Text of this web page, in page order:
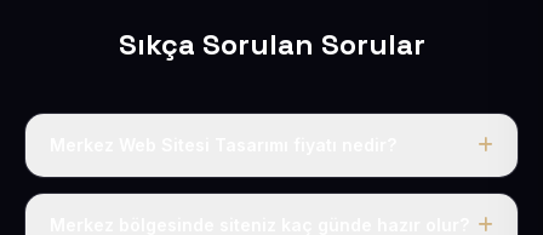
Sıkça Sorulan Sorular
Tek fiyat uygulanır: yıllık 50 USD + KDV. Bu bedele alan